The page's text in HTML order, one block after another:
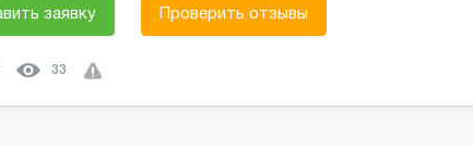
заявку Проверить отзывы
33